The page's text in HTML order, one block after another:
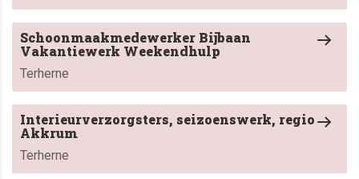
Schoonmaakmedewerker Bijbaan
Vakantiewerk Weekendhulp
Terherne
Interieurverzorgsters, seizoenswerk, regio
Akkrum
Terherne